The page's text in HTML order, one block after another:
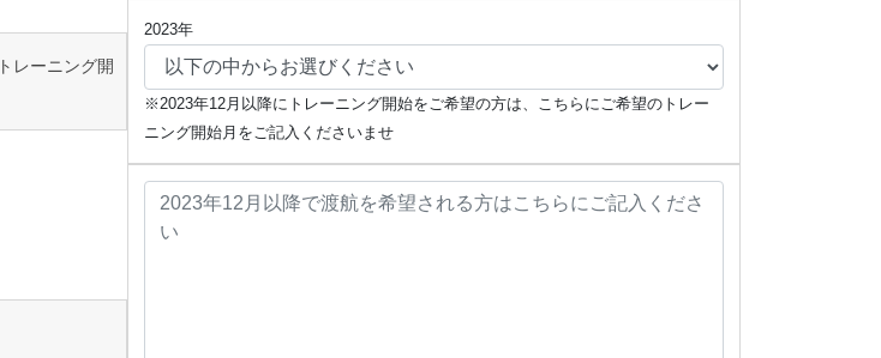
レーニング開
2023年
※2023年12月以降にトレーニング開始をご希望の方は、こちらにご希望のトレー
ニング開始月をご記入くださいませ